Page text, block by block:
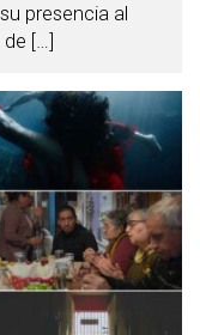
presencia al
[…]